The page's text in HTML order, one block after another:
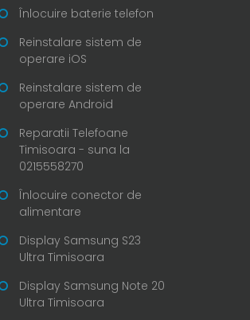
Înlocuire baterie telefon
Reinstalare sistem de
operare iOS
Reinstalare sistem de
operare Android
Reparatii Telefoane
Timisoara - suna la
0215558270
Înlocuire conector de
alimentare
Display Samsung S23
Ultra Timisoara
Display Samsung Note 20
Ultra Timisoara